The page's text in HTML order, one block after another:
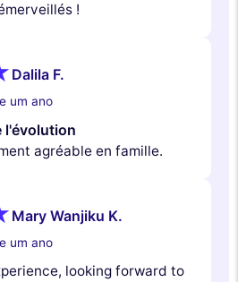
!
Dalila F.
um ano
l'évolution
agréable en famille.
Mary Wanjiku K.
um ano
looking forward to